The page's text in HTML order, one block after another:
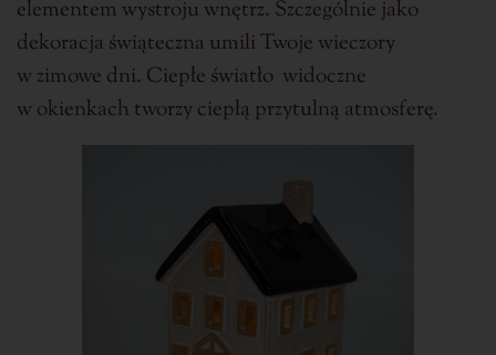
elementem wystroju wnętrz. Szczególnie jako
dekoracja świąteczna umili Twoje wieczory
w zimowe dni. Ciepłe światło widoczne
w okienkach tworzy ciepłą przytulną atmosferę.